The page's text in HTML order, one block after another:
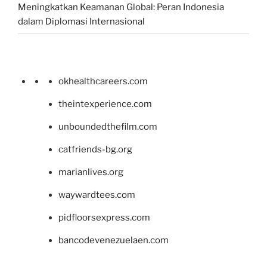
Meningkatkan Keamanan Global: Peran Indonesia
dalam Diplomasi Internasional
okhealthcareers.com
theintexperience.com
unboundedthefilm.com
catfriends-bg.org
marianlives.org
waywardtees.com
pidfloorsexpress.com
bancodevenezuelaen.com